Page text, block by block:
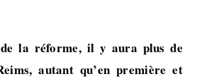
la réforme, il y aura plus de
autant qu’en première et